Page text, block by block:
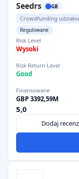
Seedrs GB
Crowdfunding
Regulowane
Risk Level
Wysoki
Risk Return Level
Good
Finansowane
GBP 3392,59M
5,0
Dodaj